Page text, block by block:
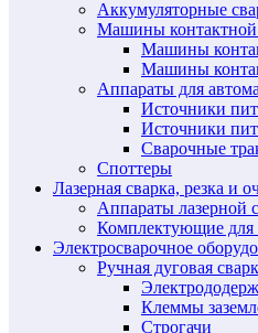
Аккумуляторные
Машины контактной
Машины
Машины
Аппараты для
Источники
Источники
Сварочные
Споттеры
Лазерная сварка, резка и
Аппараты лазерной
Комплектующие для
Электросварочное
Ручная дуговая
Клеммы
Строгачи